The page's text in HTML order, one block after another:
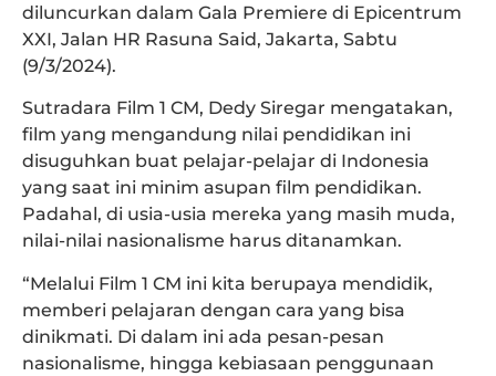
diluncurkan dalam Gala Premiere di Epicentrum
XXI, Jalan HR Rasuna Said, Jakarta, Sabtu
(9/3/2024).
Sutradara Film 1 CM, Dedy Siregar mengatakan,
film yang mengandung nilai pendidikan ini
disuguhkan buat pelajar-pelajar di Indonesia
yang saat ini minim asupan film pendidikan.
Padahal, di usia-usia mereka yang masih muda,
nilai-nilai nasionalisme harus ditanamkan.
“Melalui Film 1 CM ini kita berupaya mendidik,
memberi pelajaran dengan cara yang bisa
dinikmati. Di dalam ini ada pesan-pesan
nasionalisme, hingga kebiasaan penggunaan